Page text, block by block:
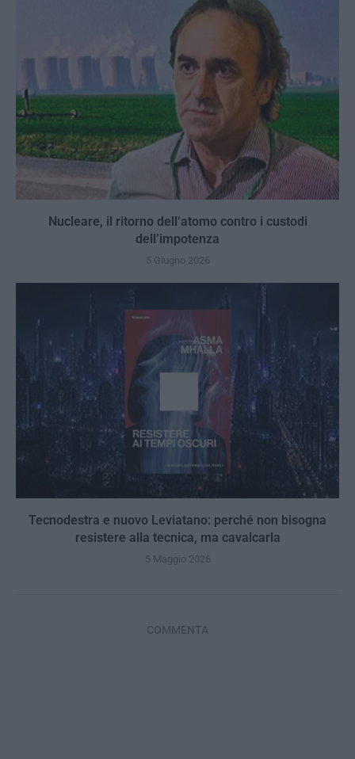
Nucleare, il ritorno dell’atomo contro i custodi
dell’impotenza
5 Giugno 2026
Tecnodestra e nuovo Leviatano: perché non bisogna
resistere alla tecnica, ma cavalcarla
5 Maggio 2026
COMMENTA